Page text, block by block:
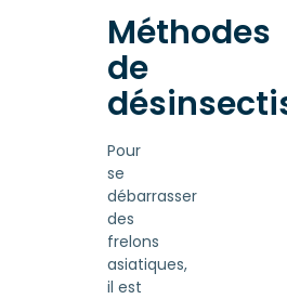
Méthodes
de
Pour
se
débarrasser
des
frelons
asiatiques,
il est